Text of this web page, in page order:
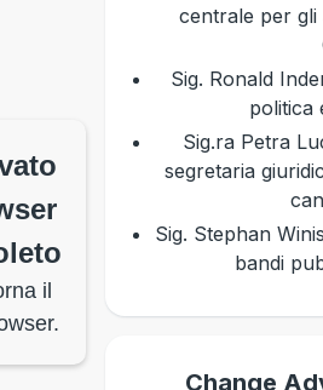
il
centrale per gli
Sig. Ronald
politica
Sig.ra Petra
segretaria
Sig. Stephan
bandi
Change